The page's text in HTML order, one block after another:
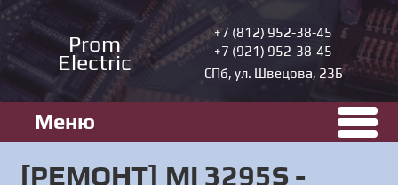
Prom
Electric
+7 (812) 952-38-45
+7 (921) 952-38-45
СПб, ул. Швецова, 23Б
Меню
[РЕМОНТ] MI 3295S -